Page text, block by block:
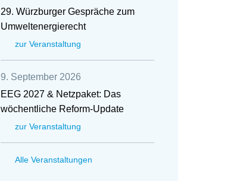
29. Würzburger Gespräche zum
Umweltenergierecht
zur Veranstaltung
9. September 2026
EEG 2027 & Netzpaket: Das
wöchentliche Reform-Update
zur Veranstaltung
Alle Veranstaltungen